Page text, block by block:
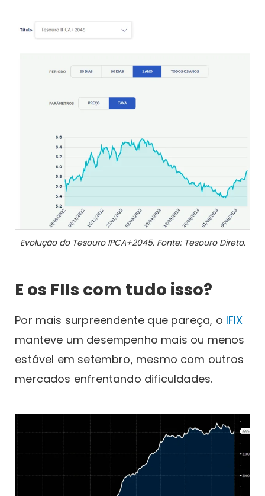
Evolução do Tesouro IPCA+2045. Fonte: Tesouro Direto.
E os FIIs com tudo isso?
Por mais surpreendente que pareça, o IFIX
manteve um desempenho mais ou menos
estável em setembro, mesmo com outros
mercados enfrentando dificuldades.